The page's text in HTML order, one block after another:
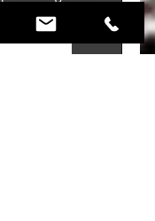
28,4
recensione